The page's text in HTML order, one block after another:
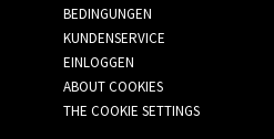
BEDINGUNGEN
KUNDENSERVICE
EINLOGGEN
ABOUT COOKIES
THE COOKIE SETTINGS